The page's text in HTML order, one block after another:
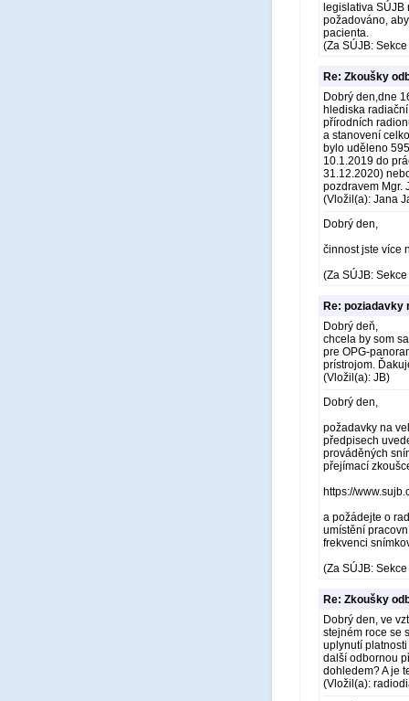
legislativa
požadováno,
pacienta.
(Za SÚJB:
Re: Zkoušky
Dobrý den,dne
hlediska
přírodních
a stanovení
bylo uděleno
10.1.2019 do
31.12.2020)
pozdravem Mgr.
(Vložil(a): Jana
Dobrý den,
činnost jste více
(Za SÚJB:
Re: poziadavky
Dobrý deň,
chcela by som
pre OPG-
prístrojom.
(Vložil(a): JB)
Dobrý den,
požadavky na
předpisech
prováděných
přejímací
https://
a požádejte o
umístění
frekvenci
(Za SÚJB:
Re: Zkoušky
Dobrý den, ve
stejném roce se
uplynutí
další odbornou
dohledem? A je
(Vložil(a):